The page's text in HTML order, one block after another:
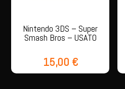
Nintendo 3DS – Super
Smash Bros – USATO
15,00 €